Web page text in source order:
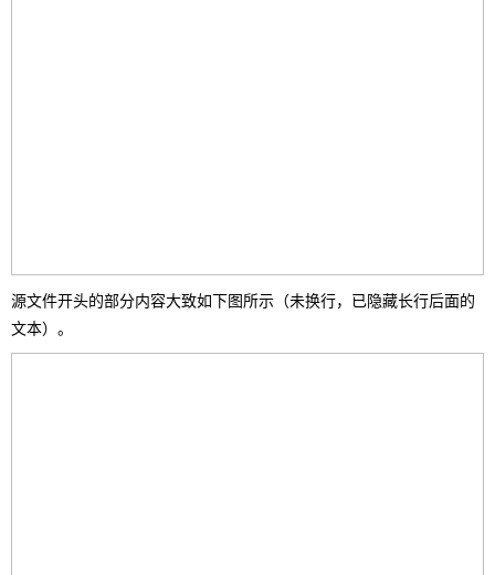
源文件开头的部分内容大致如下图所示（未换行，已隐藏长行后面的
文本）。